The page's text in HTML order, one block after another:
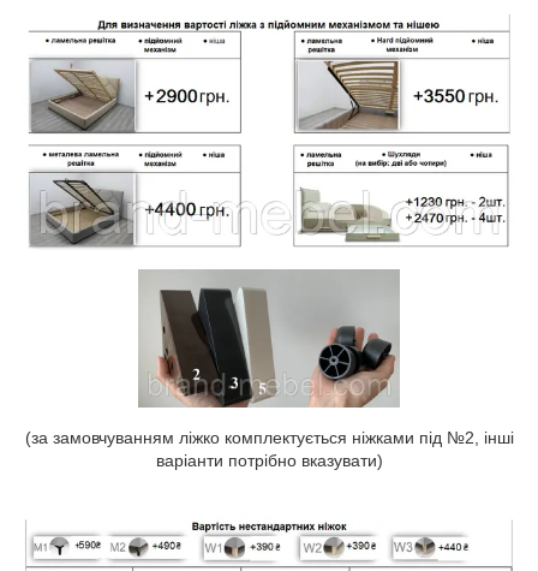
(за замовчуванням ліжко комплектується ніжками під №2, інші
варіанти потрібно вказувати)